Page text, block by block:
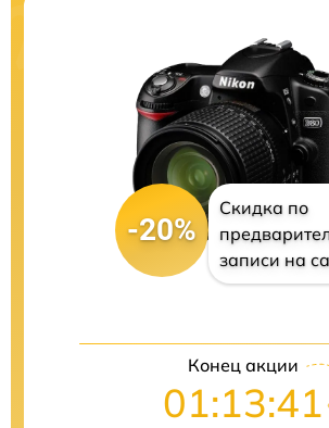
-20%
Скидка по
записи на
Конец акции
01:13:40